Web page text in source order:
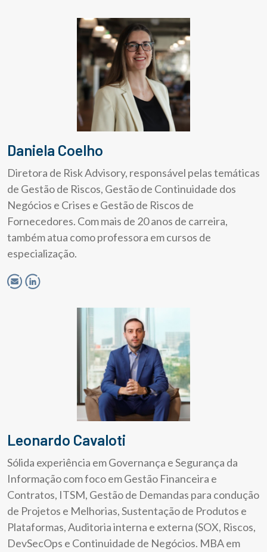
Daniela Coelho
Diretora de Risk Advisory, responsável pelas temáticas
de Gestão de Riscos, Gestão de Continuidade dos
Negócios e Crises e Gestão de Riscos de
Fornecedores. Com mais de 20 anos de carreira,
também atua como professora em cursos de
especialização.
Leonardo Cavaloti
Sólida experiência em Governança e Segurança da
Informação com foco em Gestão Financeira e
Contratos, ITSM, Gestão de Demandas para condução
de Projetos e Melhorias, Sustentação de Produtos e
Plataformas, Auditoria interna e externa (SOX, Riscos,
DevSecOps e Continuidade de Negócios. MBA em